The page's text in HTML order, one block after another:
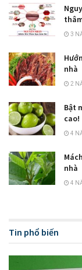
3
nhà
2
Bật
cao!
4
nhà
4
Tin phổ biến